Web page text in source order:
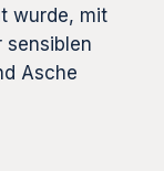
wurde, mit
sensiblen
Asche